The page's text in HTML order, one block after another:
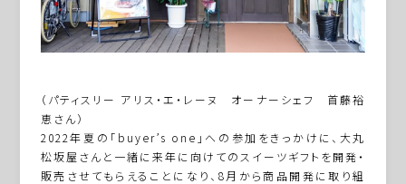
（パティスリー アリス・エ・レーヌ オーナーシェフ 首藤裕
恵さん）
2022年夏の「buyer’s one」への参加をきっかけに、大丸
松坂屋さんと一緒に来年に向けてのスイーツギフトを開発・
販売させてもらえることになり、8月から商品開発に取り組